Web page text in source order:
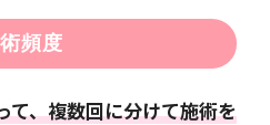
頻度
て、複数回に分けて施術を